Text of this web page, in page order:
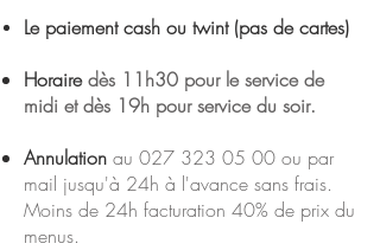
Le paiement cash ou twint(pas de cartes)
Horairedès 11h30 pour le service de
midi et dès 19h pour service du soir​​.
​Annulation au 027 323 05 00 ou par
mail jusqu'à 24h à l'avance sans frais.
Moins de 24h facturation 40% de prix du
menus.